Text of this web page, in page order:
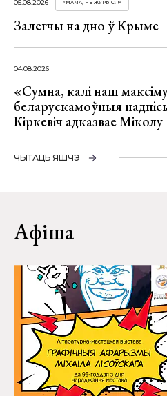
05.08.2026 «МАМА, НЕ ЖУРЫСЯ!»
Залегчы на дно ў Крыме
04.08.2026
«Сумна, калі наш
беларускамоўныя
Кіркевіч адказвае
ЧЫТАЦЬ ЯШЧЭ
Афіша